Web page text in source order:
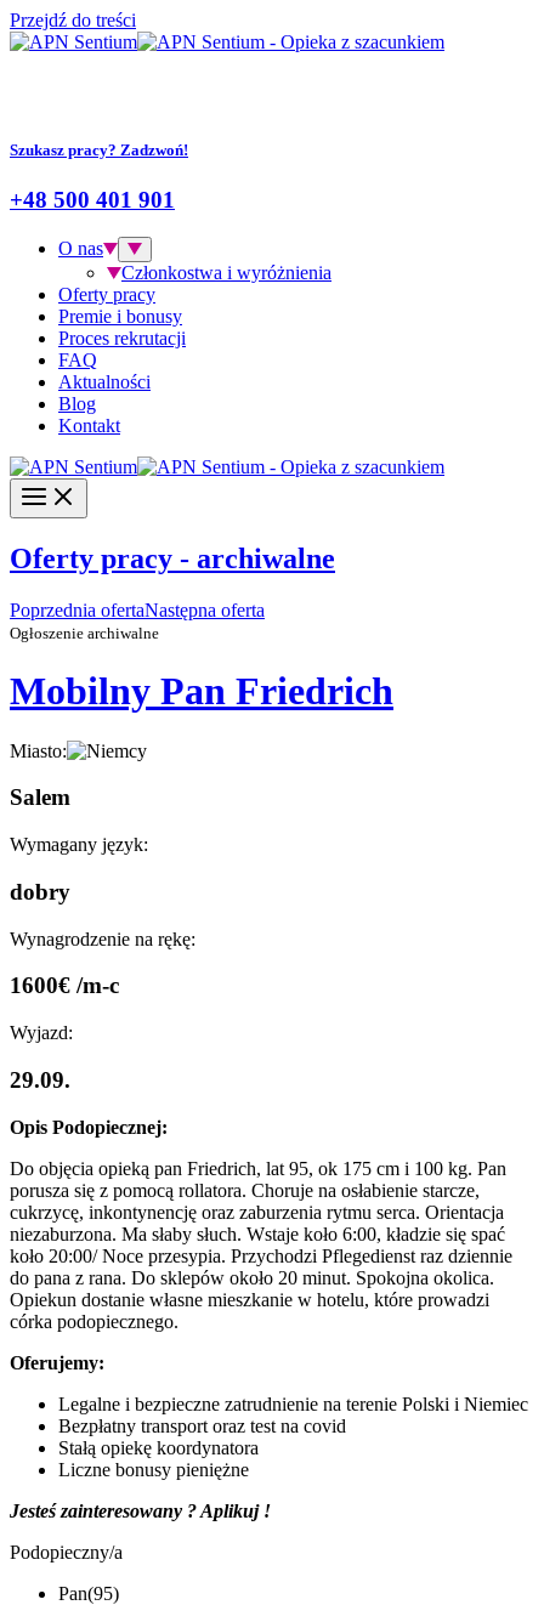
Przejdź do treści
Szukasz pracy? Zadzwoń!
+48 500 401 901
O nas
Członkostwa i wyróżnienia
Oferty pracy
Premie i bonusy
Proces rekrutacji
FAQ
Aktualności
Blog
Kontakt
Oferty pracy - archiwalne
Poprzednia ofertaNastępna oferta
Ogłoszenie archiwalne
Mobilny Pan Friedrich
Miasto:
Salem
Wymagany język:
dobry
Wynagrodzenie na rękę:
1600€ /m-c
Wyjazd:
29.09.
Opis Podopiecznej:
Do objęcia opieką pan Friedrich, lat 95, ok 175 cm i 100 kg. Pan
porusza się z pomocą rollatora. Choruje na osłabienie starcze,
cukrzycę, inkontynencję oraz zaburzenia rytmu serca. Orientacja
niezaburzona. Ma słaby słuch. Wstaje koło 6:00, kładzie się spać
koło 20:00/ Noce przesypia. Przychodzi Pflegedienst raz dziennie
do pana z rana. Do sklepów około 20 minut. Spokojna okolica.
Opiekun dostanie własne mieszkanie w hotelu, które prowadzi
córka podopiecznego.
Oferujemy:
Legalne i bezpieczne zatrudnienie na terenie Polski i Niemiec
Bezpłatny transport oraz test na covid
Stałą opiekę koordynatora
Liczne bonusy pieniężne
Jesteś zainteresowany ? Aplikuj !
Podopieczny/a
Pan(95)